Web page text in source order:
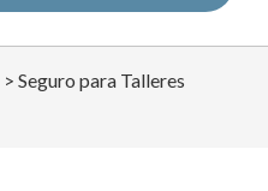
> Seguro para Talleres